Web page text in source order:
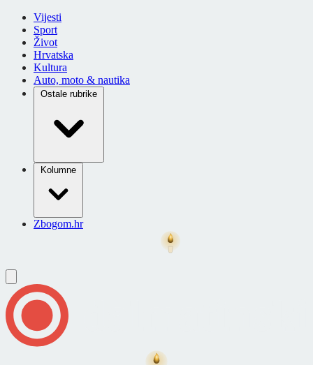
Vijesti
Sport
Život
Hrvatska
Kultura
Auto, moto & nautika
Ostale rubrike
Kolumne
Zbogom.hr